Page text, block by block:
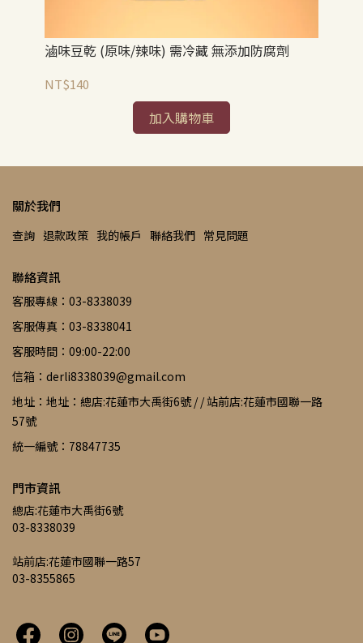
滷味豆乾 (原味/辣味) 需冷藏 無添加防腐劑
NT$140
加入購物車
關於我們
查詢 退款政策 我的帳戶 聯絡我們 常見問題
聯絡資訊
客服專線：03-8338039
客服傳真：03-8338041
客服時間：09:00-22:00
信箱：derli8338039@gmail.com
地址：地址：總店:花蓮市大禹街6號 / / 站前店:花蓮市國聯一路
57號
統一編號：78847735
門市資訊
總店:花蓮市大禹街6號
03-8338039
站前店:花蓮市國聯一路57
03-8355865